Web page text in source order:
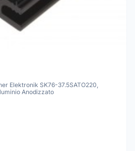
Elektronik SK76-37.5SATO220,
Anodizzato